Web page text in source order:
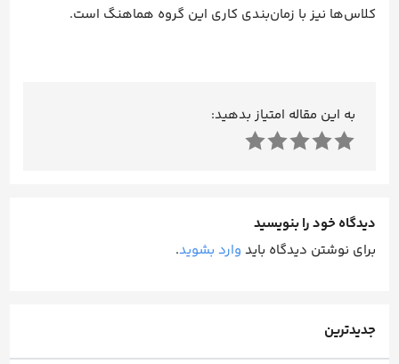
کلاس‌ها نیز با زمان‌بندی کاری این گروه هماهنگ است.
به این مقاله امتیاز بدهید:
دیدگاه خود را بنویسید
برای نوشتن دیدگاه باید وارد بشوید.
جدیدترین